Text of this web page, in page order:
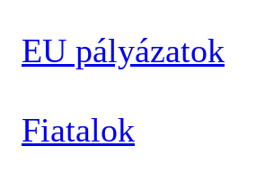
EU pályázatok
Fiatalok